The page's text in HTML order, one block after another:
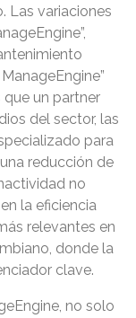
Las variaciones
un partner
del sector, las
para
reducción de
no
la eficiencia
relevantes en
donde la
clave.
no solo